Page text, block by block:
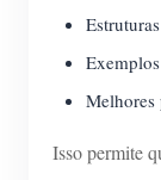
Melhores
Isso permite